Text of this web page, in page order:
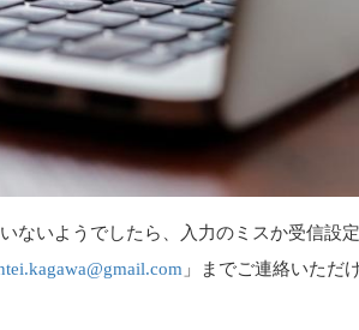
ないようでしたら、入力のミスか受信設
」までご連絡いただ